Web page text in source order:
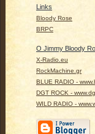
Links
Bloody Rose
BRPC
Ο Jimmy Bloody
X-Radio.eu
RockMachine.gr
BLUE RADIO -
DGT ROCK -
WILD RADIO -